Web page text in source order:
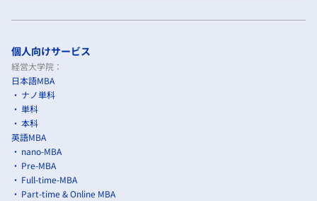
個人向けサービス
経営大学院：
日本語MBA
ナノ単科
単科
本科
英語MBA
nano-MBA
Pre-MBA
Full-time-MBA
Part-time & Online MBA